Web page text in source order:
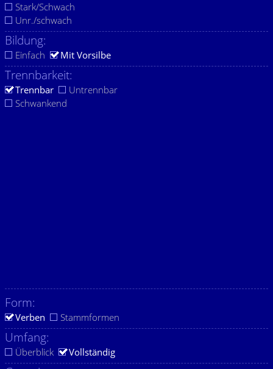
Stark/Schwach
Unr./schwach
Bildung:
Einfach Mit Vorsilbe
Trennbarkeit:
Trennbar
Untrennbar
Schwankend
Form:
Verben Stammformen
Umfang:
Überblick Vollständig